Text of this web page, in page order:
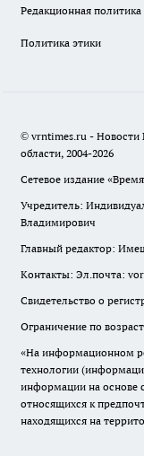
Редакционная политика
Политика этики
© vrntimes.ru - Новости
области, 2004-2026
Сетевое издание
Учредитель:
Владимирович
Главный редактор:
Контакты: Эл.почта:
Свидетельство о
Ограничение по
«На информационном
технологии
информации на основе
относящихся к
находящихся на